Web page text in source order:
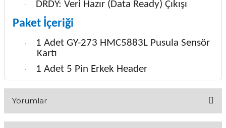
· DRDY: Veri Hazır (Data Ready) Çıkışı
Paket İçeriği
·
1 Adet GY-273 HMC5883L Pusula Sensör
Kartı
· 1 Adet 5 Pin Erkek Header
Yorumlar